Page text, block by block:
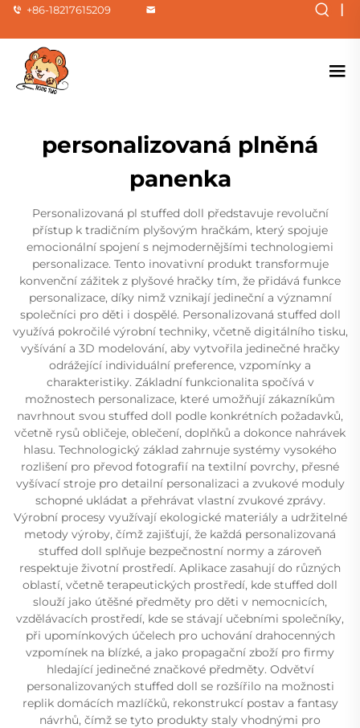
+86-18217615209 |
personalizovaná plněná
panenka
Personalizovaná pl stuffed doll představuje revoluční
přístup k tradičním plyšovým hračkám, který spojuje
emocionální spojení s nejmodernějšími technologiemi
personalizace. Tento inovativní produkt transformuje
konvenční zážitek z plyšové hračky tím, že přidává funkce
personalizace, díky nimž vznikají jedineční a významní
společníci pro děti i dospělé. Personalizovaná stuffed doll
využívá pokročilé výrobní techniky, včetně digitálního tisku,
vyšívání a 3D modelování, aby vytvořila jedinečné hračky
odrážející individuální preference, vzpomínky a
charakteristiky. Základní funkcionalita spočívá v
možnostech personalizace, které umožňují zákazníkům
navrhnout svou stuffed doll podle konkrétních požadavků,
včetně rysů obličeje, oblečení, doplňků a dokonce nahrávek
hlasu. Technologický základ zahrnuje systémy vysokého
rozlišení pro převod fotografií na textilní povrchy, přesné
vyšívací stroje pro detailní personalizaci a zvukové moduly
schopné ukládat a přehrávat vlastní zvukové zprávy.
Výrobní procesy využívají ekologické materiály a udržitelné
metody výroby, čímž zajišťují, že každá personalizovaná
stuffed doll splňuje bezpečnostní normy a zároveň
respektuje životní prostředí. Aplikace zasahují do různých
oblastí, včetně terapeutických prostředí, kde stuffed doll
slouží jako útěšné předměty pro děti v nemocnicích,
vzdělávacích prostředí, kde se stávají učebními společníky,
při upomínkových účelech pro uchování drahocenných
vzpomínek na blízké, a jako propagační zboží pro firmy
hledající jedinečné značkové předměty. Odvětví
personalizovaných stuffed doll se rozšířilo na možnosti
replik domácích mazlíčků, rekonstrukcí postav a fantasy
návrhů, čímž se tyto produkty staly vhodnými pro